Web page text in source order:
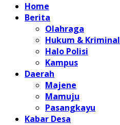
Home
Berita
Olahraga
Hukum & Kriminal
Halo Polisi
Kampus
Daerah
Majene
Mamuju
Pasangkayu
Kabar Desa